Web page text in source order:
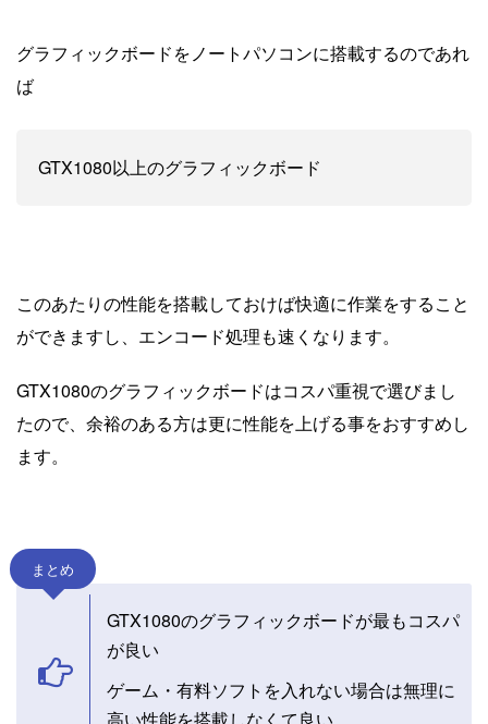
グラフィックボードをノートパソコンに搭載するのであれ
ば
GTX1080以上のグラフィックボード
このあたりの性能を搭載しておけば快適に作業をすること
ができますし、エンコード処理も速くなります。
GTX1080のグラフィックボードはコスパ重視で選びまし
たので、余裕のある方は更に性能を上げる事をおすすめし
ます。
まとめ
GTX1080のグラフィックボードが最もコスパ
が良い
ゲーム・有料ソフトを入れない場合は無理に
高い性能を搭載しなくて良い